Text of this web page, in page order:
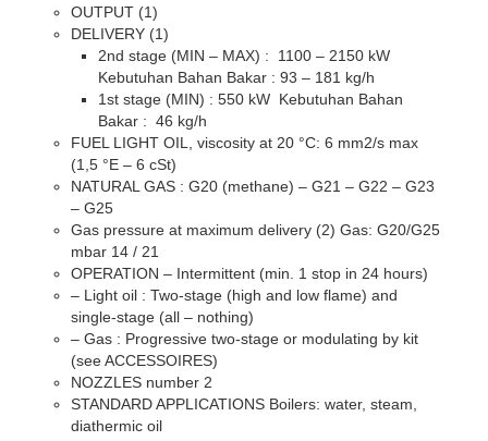
OUTPUT (1)
DELIVERY (1)
2nd stage (MIN – MAX) : 1100 – 2150 kW
Kebutuhan Bahan Bakar : 93 – 181 kg/h
1st stage (MIN) : 550 kW Kebutuhan Bahan
Bakar : 46 kg/h
FUEL LIGHT OIL, viscosity at 20 °C: 6 mm2/s max
(1,5 °E – 6 cSt)
NATURAL GAS : G20 (methane) – G21 – G22 – G23
– G25
Gas pressure at maximum delivery (2) Gas: G20/G25
mbar 14 / 21
OPERATION – Intermittent (min. 1 stop in 24 hours)
– Light oil : Two-stage (high and low flame) and
single-stage (all – nothing)
– Gas : Progressive two-stage or modulating by kit
(see ACCESSOIRES)
NOZZLES number 2
STANDARD APPLICATIONS Boilers: water, steam,
diathermic oil